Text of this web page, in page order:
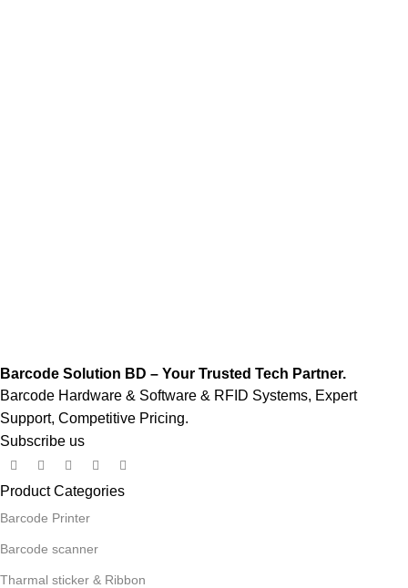
Barcode Solution BD – Your Trusted Tech Partner.
Barcode Hardware & Software & RFID Systems, Expert
Support, Competitive Pricing.
Subscribe us
Product Categories
Barcode Printer
Barcode scanner
Tharmal sticker & Ribbon